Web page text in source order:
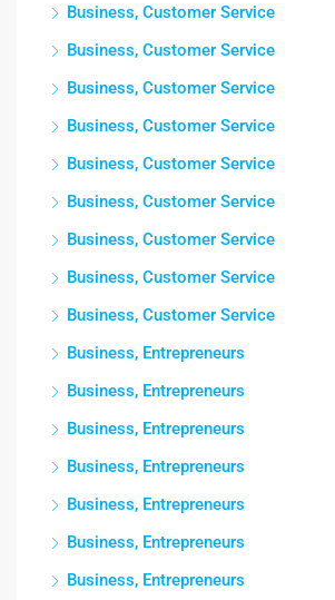
Business, Customer Service
Business, Customer Service
Business, Customer Service
Business, Customer Service
Business, Customer Service
Business, Customer Service
Business, Customer Service
Business, Customer Service
Business, Customer Service
Business, Entrepreneurs
Business, Entrepreneurs
Business, Entrepreneurs
Business, Entrepreneurs
Business, Entrepreneurs
Business, Entrepreneurs
Business, Entrepreneurs